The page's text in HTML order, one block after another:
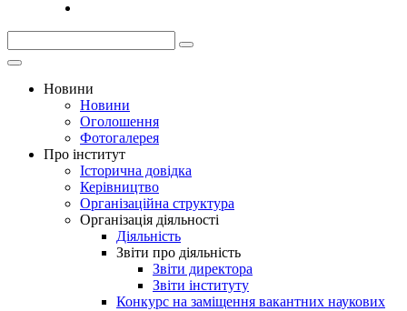
Новини
Новини
Оголошення
Фотогалерея
Про інститут
Історична довідка
Керівництво
Організаційна структура
Організація діяльності
Діяльність
Звіти про діяльність
Звіти директора
Звіти інституту
Конкурс на заміщення вакантних наукових